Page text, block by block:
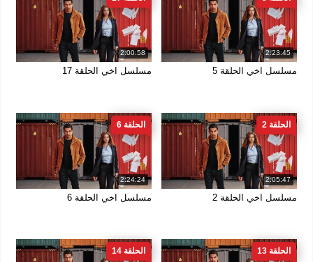
2:23:45
مسلسل اخي الحلقة 5
2:00:58
مسلسل اخي الحلقة 17
2:05:47
الحلقة 2
مسلسل اخي الحلقة 2
2:24:24
الحلقة 6
مسلسل اخي الحلقة 6
الحلقة 13 الحلقة 14